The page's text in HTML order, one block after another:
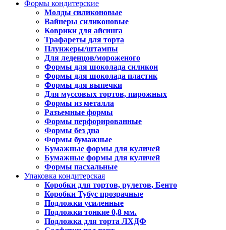
Формы кондитерские
Молды силиконовые
Вайнеры силиконовые
Коврики для айсинга
Трафареты для торта
Плунжеры/штампы
Для леденцов/мороженого
Формы для шоколада силикон
Формы для шоколада пластик
Формы для выпечки
Для муссовых тортов, пирожных
Формы из металла
Разъемные формы
Формы перфорированные
Формы без дна
Формы бумажные
Бумажные формы для куличей
Бумажные формы для куличей
Формы пасхальные
Упаковка кондитерская
Коробки для тортов, рулетов, Бенто
Коробки Тубус прозрачные
Подложки усиленные
Подложки тонкие 0,8 мм.
Подложка для торта ЛХДФ